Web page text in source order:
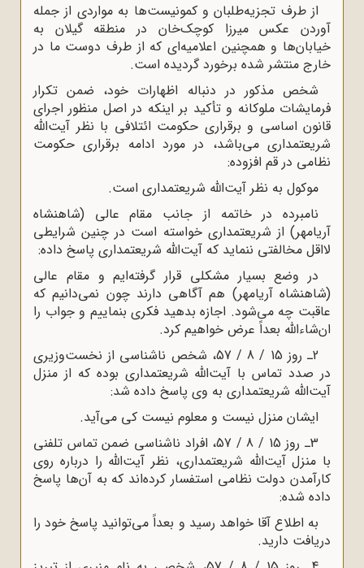
از طرف تجزیه‌طلبان و کمونیست‌ها به مواردى از جمله
آوردن عکس میرزا کوچک‌خان در منطقه گیلان به
خیابان‌ها و همچنین اعلامیه‌اى که از طرف دوست ما در
خارج منتشر شده برخورد گردیده است.
شخص مذکور در دنباله اظهارات خود، ضمن تکرار
فرمایشات ملوکانه و تأکید بر اینکه در اصل منظور اجراى
قانون اساسى و برقرارى حکومت ائتلافى با نظر آیت‌الله
شریعتمدارى می‌باشد، در مورد ادامه برقرارى حکومت
نظامى در قم افزوده:
موکول به نظر آیت‌الله شریعتمدارى است.
نامبرده در خاتمه از جانب مقام عالى (شاهنشاه
آریامهر) از شریعتمدارى خواسته است در چنین شرایطى
لااقل مخالفتى ننماید که آیت‌الله شریعتمدارى پاسخ داده:
در وضع بسیار مشکلى قرار گرفته‌ایم و مقام عالى
(شاهنشاه آریامهر) هم آگاهى دارند چون نمی‌دانیم که
عاقبت چه می‌شود. اجازه بدهید فکرى بنماییم و جواب را
ان‌شاءالله بعداً عرض خواهیم کرد.
2ـ روز 15 / 8 / 57، شخص ناشناسى از نخست‌وزیرى
در صدد تماس با آیت‌الله شریعتمدارى بوده که از منزل
آیت‌الله شریعتمدارى به وى پاسخ داده شد:
ایشان منزل نیست و معلوم نیست کى می‌آید.
3ـ روز 15 / 8 / 57، افراد ناشناسى ضمن تماس تلفنى
با منزل آیت‌الله شریعتمدارى، نظر آیت‌الله را درباره روى
کارآمدن دولت نظامى استفسار کرده‌اند که به آن‌ها پاسخ
داده شده:
به اطلاع آقا خواهد رسید و بعداً می‌توانید پاسخ خود را
دریافت دارید.